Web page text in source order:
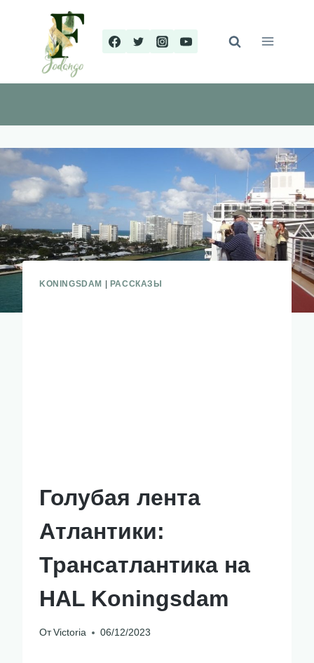
содержимому
KONINGSDAM РАССКАЗЫ
Голубая лента
Атлантики:
Трансатлантика на
HAL Koningsdam
От Victoria 06/12/2023